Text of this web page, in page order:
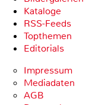
Kataloge
RSS-Feeds
Topthemen
Editorials
Impressum
Mediadaten
AGB